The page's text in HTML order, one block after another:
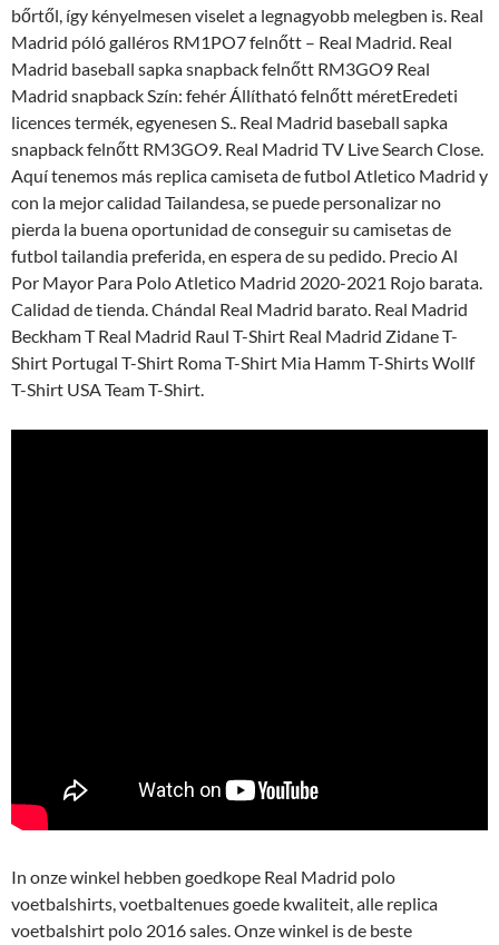
bőrtől, így kényelmesen viselet a legnagyobb melegben is. Real
Madrid póló galléros RM1PO7 felnőtt – Real Madrid. Real
Madrid baseball sapka snapback felnőtt RM3GO9 Real
Madrid snapback Szín: fehér Állítható felnőtt méretEredeti
licences termék, egyenesen S.. Real Madrid baseball sapka
snapback felnőtt RM3GO9. Real Madrid TV Live Search Close.
Aquí tenemos más replica camiseta de futbol Atletico Madrid y
con la mejor calidad Tailandesa, se puede personalizar no
pierda la buena oportunidad de conseguir su camisetas de
futbol tailandia preferida, en espera de su pedido. Precio Al
Por Mayor Para Polo Atletico Madrid 2020-2021 Rojo barata.
Calidad de tienda. Chándal Real Madrid barato. Real Madrid
Beckham T Real Madrid Raul T-Shirt Real Madrid Zidane T-
Shirt Portugal T-Shirt Roma T-Shirt Mia Hamm T-Shirts Wollf
T-Shirt USA Team T-Shirt.
In onze winkel hebben goedkope Real Madrid polo
voetbalshirts, voetbaltenues goede kwaliteit, alle replica
voetbalshirt polo 2016 sales. Onze winkel is de beste